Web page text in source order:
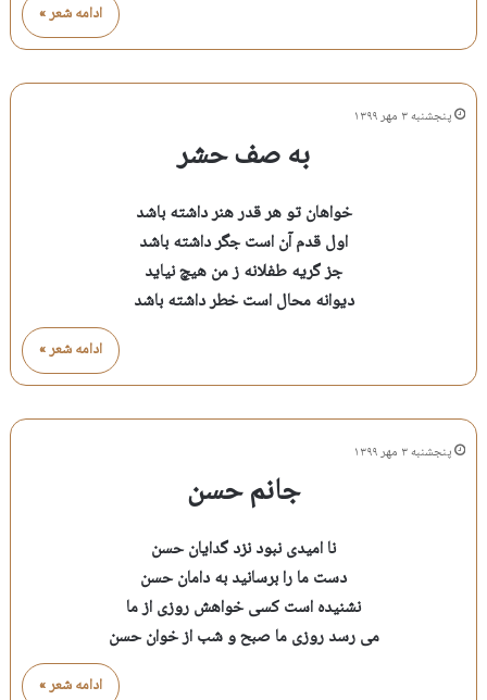
ادامه شعر »
پنجشنبه ۳ مهر ۱۳۹۹
به صف حشر
خواهان تو هر قدر هنر داشته باشد
اول قدم آن است جگر داشته باشد
جز گریه طفلانه ز من هیچ نیاید
دیوانه محال است خطر داشته باشد
ادامه شعر »
پنجشنبه ۳ مهر ۱۳۹۹
جانم حسن
نا امیدی نبود نزد گدایان حسن
دست ما را برسانید به دامان حسن
نشنیده است کسی خواهش روزی از ما
می رسد روزی ما صبح و شب از خوان حسن
ادامه شعر »